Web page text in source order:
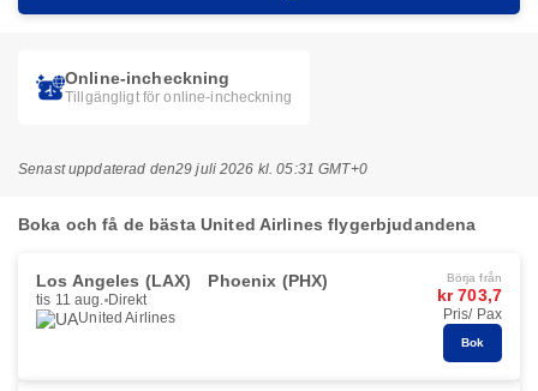
Online-incheckning
Tillgängligt för online-incheckning
Senast uppdaterad den29 juli 2026 kl. 05:31 GMT+0
Boka och få de bästa United Airlines flygerbjudandena
Los Angeles (LAX) Phoenix (PHX)
tis 11 aug. Direkt
United Airlines
Börja från
kr 703,7
Pris/ Pax
Bok